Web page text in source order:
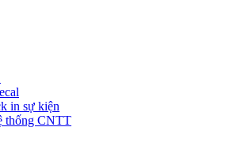
in sự kiện
thống CNTT